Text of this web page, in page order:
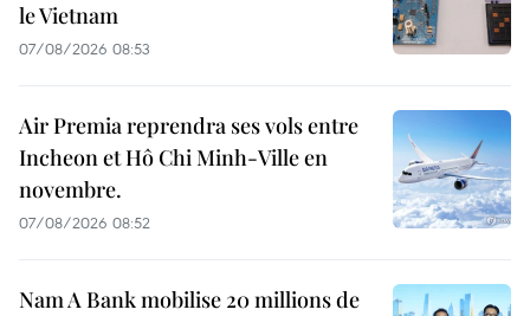
le Vietnam
07/08/2026 08:53
Air Premia reprendra ses vols entre
Incheon et Hô Chi Minh-Ville en
novembre.
07/08/2026 08:52
Nam A Bank mobilise 20 millions de